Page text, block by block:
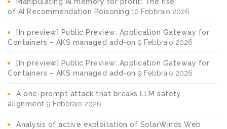
of AI Recommendation Poisoning 10 Febbraio 2026
[In preview] Public Preview: Application Gateway for
Containers – AKS managed add-on 9 Febbraio 2026
[In preview] Public Preview: Application Gateway for
Containers – AKS managed add-on 9 Febbraio 2026
A one-prompt attack that breaks LLM safety
alignment 9 Febbraio 2026
Analysis of active exploitation of SolarWinds Web